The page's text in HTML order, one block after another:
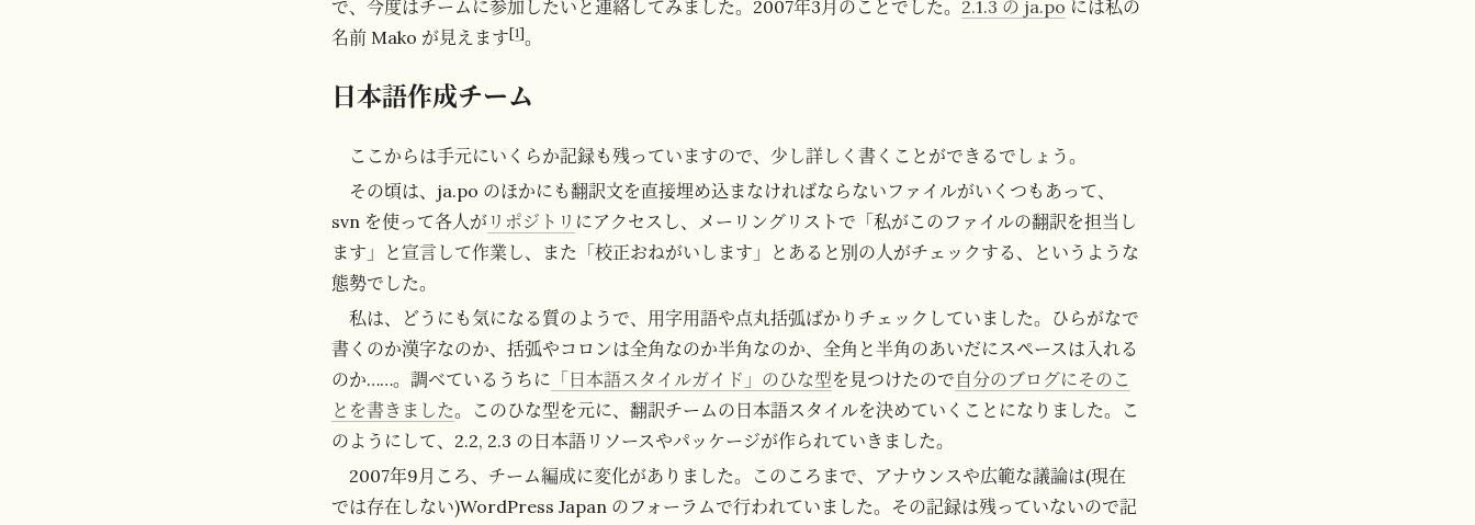
で、今度はチームに参加したいと連絡してみました。2007年3月のことでした。 2.1.3 の ja.po には私の
名前 Mako が見えます[1]。
日本語作成チーム
ここからは手元にいくらか記録も残っていますので、少し詳しく書くことができるでしょう。
その頃は、ja.po のほかにも翻訳文を直接埋め込まなければならないファイルがいくつもあって、
svn を使って各人が リポジトリ にアクセスし、メーリングリストで「私がこのファイルの翻訳を担当し
ます」と宣言して作業し、また「校正おねがいします」とあると別の人がチェックする、というような
態勢でした。
私は、どうにも気になる質のようで、用字用語や点丸括弧ばかりチェックしていました。ひらがなで
書くのか漢字なのか、括弧やコロンは全角なのか半角なのか、全角と半角のあいだにスペースは入れる
のか……。調べているうちに 「日本語スタイルガイド」のひな型を見つけたので 自分のブログにそのこ
とを書きました。このひな型を元に、翻訳チームの日本語スタイルを決めていくことになりました。こ
のようにして、2.2, 2.3 の日本語リソースやパッケージが作られていきました。
2007年9月ころ、チーム編成に変化がありました。このころまで、アナウンスや広範な議論は(現在
では存在しない)WordPress Japan のフォーラムで行われていました。その記録は残っていないので記